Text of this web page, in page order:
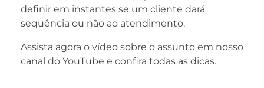
definir em instantes se um cliente dará
sequência ou não ao atendimento.
Assista agora o vídeo sobre o assunto em nosso
canal do YouTube e confira todas as dicas.